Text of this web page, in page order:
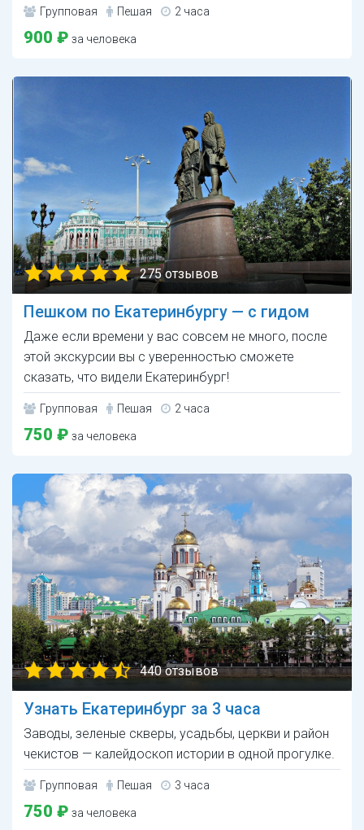
Групповая Пешая 2 часа
900 ₽ за человека
275 отзывов
Пешком по Екатеринбургу — с гидом
Даже если времени у вас совсем не много, после
этой экскурсии вы с уверенностью сможете
сказать, что видели Екатеринбург!
Групповая Пешая 2 часа
750 ₽ за человека
440 отзывов
Узнать Екатеринбург за 3 часа
Заводы, зеленые скверы, усадьбы, церкви и район
чекистов — калейдоскоп истории в одной прогулке.
Групповая Пешая 3 часа
750 ₽ за человека